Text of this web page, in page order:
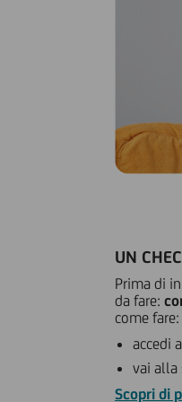
UN
Prima di
da fare:
come fare:
accedi
vai alla
Scopri di